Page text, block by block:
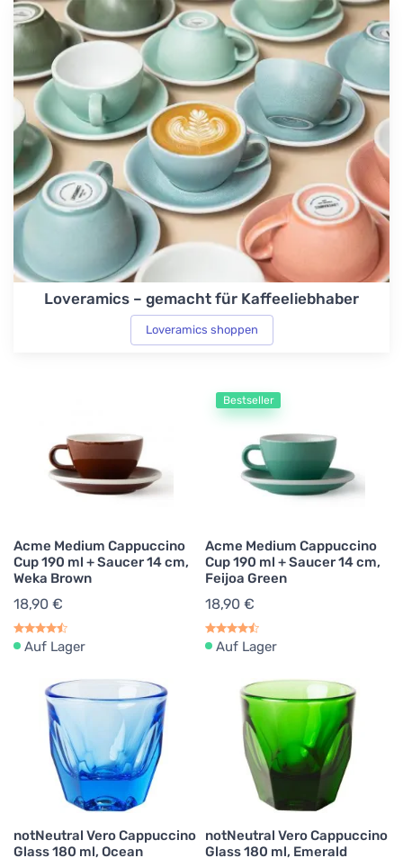
Loveramics – gemacht für Kaffeeliebhaber
Loveramics shoppen
Acme Medium Cappuccino
Cup 190 ml + Saucer 14 cm,
Weka Brown
18,90 €
Auf Lager
Bestseller
Acme Medium Cappuccino
Cup 190 ml + Saucer 14 cm,
Feijoa Green
18,90 €
Auf Lager
notNeutral Vero Cappuccino
Glass 180 ml, Ocean
notNeutral Vero Cappuccino
Glass 180 ml, Emerald